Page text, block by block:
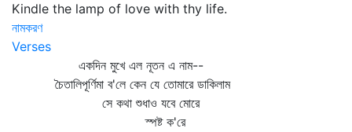
Kindle the lamp of love with thy life.
নামকরণ
Verses
একদিন মুখে এল নূতন এ নাম--
চৈতালিপূর্ণিমা ব'লে কেন যে তোমারে ডাকিলাম
সে কথা শুধাও যবে মোরে
স্পষ্ট ক'রে